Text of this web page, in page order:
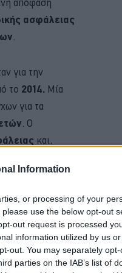
Information
or processing of your
use the below opt-out
out request is processed
information utilized by us
out. You may separately
parties on the IAB’s list of
ασφάλειας
για την
το 2014. Μία
για τα
. Ο
και,